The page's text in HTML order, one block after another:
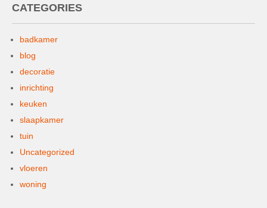
CATEGORIES
badkamer
blog
decoratie
inrichting
keuken
slaapkamer
tuin
Uncategorized
vloeren
woning